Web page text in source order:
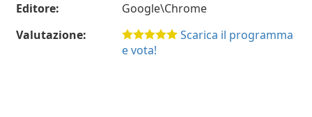
Editore:
Google\Chrome
Valutazione:
Scarica il programma
e vota!